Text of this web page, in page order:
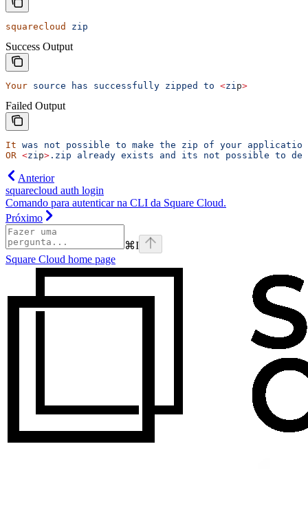
squarecloud zip
Success Output
Your source has successfully zipped to <zi p>
Failed Output
It was not possible to make the zip of your application
OR <zi p> .zip already exists and its not possible to
Anterior
squarecloud auth login
Comando para autenticar na CLI da Square Cloud.
Próximo
⌘I
Square Cloud home page